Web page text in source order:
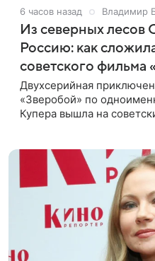
6 часов назад Владимир
Из северных
Россию: как
советского фильма
Двухсерийная
«Зверобой» по
Купера вышла на